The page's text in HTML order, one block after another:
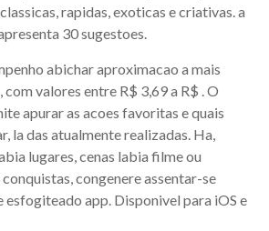
rapidas, exoticas e criativas. a
30 sugestoes.
abichar aproximacao a mais
valores entre R$ 3,69 a R$ . O
apurar as acoes favoritas e quais
la das atualmente realizadas. Ha,
lugares, cenas labia filme ou
congenere assentar-se
esfogiteado app. Disponivel para iOS e